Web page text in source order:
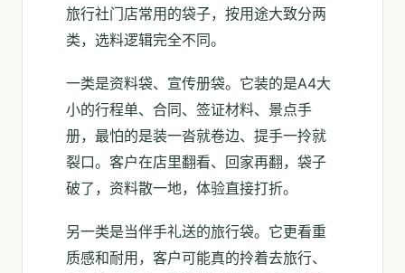
旅行社门店常用的袋子，按用途大致分两
类，选料逻辑完全不同。
一类是资料袋、宣传册袋。它装的是A4大
小的行程单、合同、签证材料、景点手
册，最怕的是装一沓就卷边、提手一拎就
裂口。客户在店里翻看、回家再翻，袋子
破了，资料散一地，体验直接打折。
另一类是当伴手礼送的旅行袋。它更看重
质感和耐用，客户可能真的拎着去旅行、